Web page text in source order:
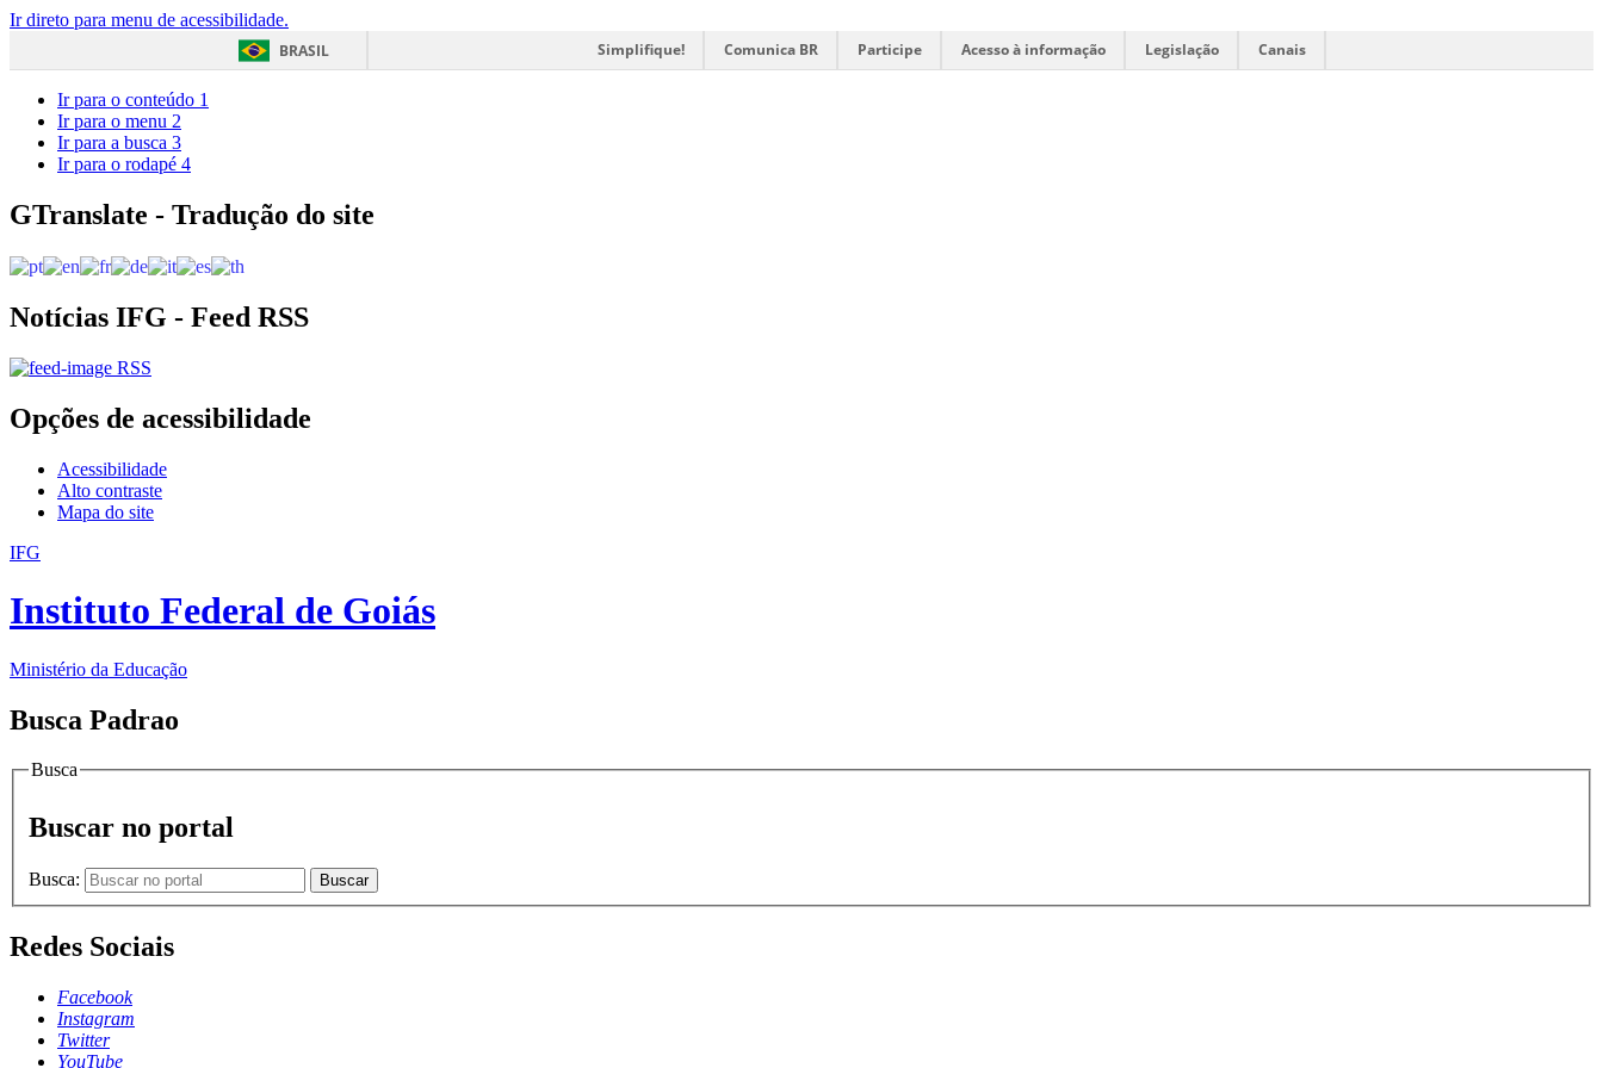
Ir direto para menu de acessibilidade.
BRASIL
Simplifique! Comunica BR Participe Acesso à informação Legislação Canais
Ir para o conteúdo 1
Ir para o menu 2
Ir para a busca 3
Ir para o rodapé 4
GTranslate - Tradução do site
Notícias IFG - Feed RSS
RSS
Opções de acessibilidade
Acessibilidade
Alto contraste
Mapa do site
IFG
Instituto Federal de Goiás
Ministério da Educação
Busca Padrao
Busca
Buscar no portal
Busca: Buscar
Redes Sociais
Facebook
Instagram
Twitter
YouTube